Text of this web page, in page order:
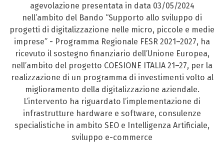
agevolazione presentata in data 03/05/2024
nell’ambito del Bando “Supporto allo sviluppo di
progetti di digitalizzazione nelle micro, piccole e medie
imprese” - Programma Regionale FESR 2021–2027, ha
ricevuto il sostegno finanziario dell’Unione Europea,
nell’ambito del progetto COESIONE ITALIA 21–27, per la
realizzazione di un programma di investimenti volto al
miglioramento della digitalizzazione aziendale.
L’intervento ha riguardato l’implementazione di
infrastrutture hardware e software, consulenze
specialistiche in ambito SEO e Intelligenza Artificiale,
sviluppo e-commerce